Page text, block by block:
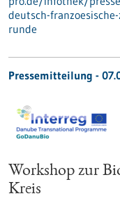
deutsch-
runde
Pressemitteilung -
Workshop zur
Kreis